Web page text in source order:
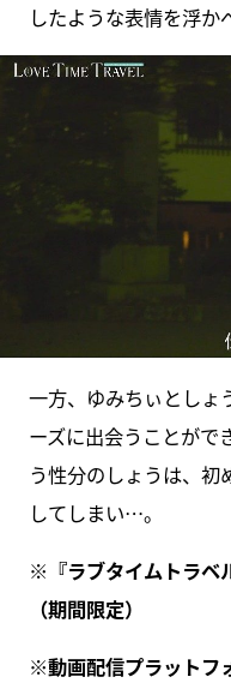
したような表情を浮か
一方、ゆみちぃとしょ
ーズに出会うことがで
う性分のしょうは、初
してしまい…。
※『ラブタイムトラベ
（期間限定）
※動画配信プラットフ